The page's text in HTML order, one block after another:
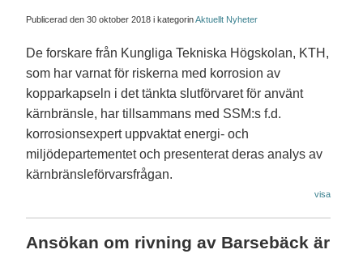
Publicerad den 30 oktober 2018 i kategorinAktuellt Nyheter
De forskare från Kungliga Tekniska Högskolan, KTH,
som har varnat för riskerna med korrosion av
kopparkapseln i det tänkta slutförvaret för använt
kärnbränsle, har tillsammans med SSM:s f.d.
korrosionsexpert uppvaktat energi- och
miljödepartementet och presenterat deras analys av
kärnbränsleförvarsfrågan.
visa
Ansökan om rivning av Barsebäck är